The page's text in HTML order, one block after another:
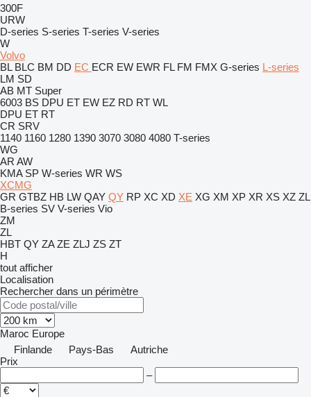
300F
URW
D-series S-series T-series V-series
W
Volvo
BL BLC BM DD EC ECR EW EWR FL FM FMX G-series L-series
LM SD
AB MT Super
6003 BS DPU ET EW EZ RD RT WL
DPU ET RT
CR SRV
1140 1160 1280 1390 3070 3080 4080 T-series
WG
AR AW
KMA SP W-series WR WS
XCMG
GR GTBZ HB LW QAY QY RP XC XD XE XG XM XP XR XS XZ ZL
B-series SV V-series Vio
ZM
ZL
HBT QY ZA ZE ZLJ ZS ZT
H
tout afficher
Localisation
Rechercher dans un périmètre
Maroc Europe
Finlande
Pays-Bas
Autriche
Prix
–